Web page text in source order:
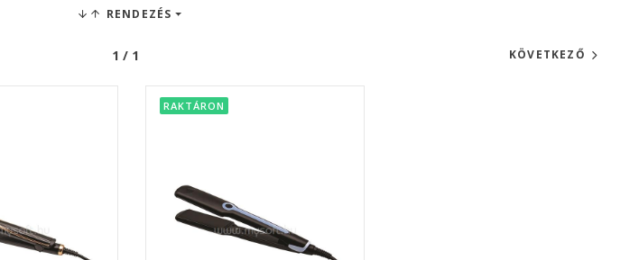
RENDEZÉS
1 / 1 KÖVETKEZŐ
RAKTÁRON